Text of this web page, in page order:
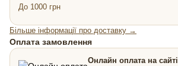
До 1000 грн
Більше інформації про доставку →
Оплата замовлення
Онлайн оплата на сайті